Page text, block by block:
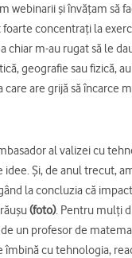
webinarii și învățam să
concentrați la
chiar m-au rugat să le
geografie sau fizică,
are grijă să încarce
al valizei cu
Și, de anul trecut,
la concluzia că
(foto). Pentru mulți
un profesor de
îmbină cu tehnologia,